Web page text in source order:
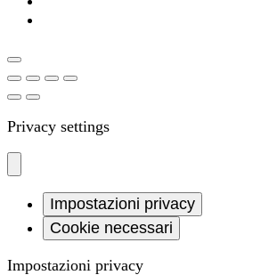
Privacy settings
Impostazioni privacy
Cookie necessari
Impostazioni privacy